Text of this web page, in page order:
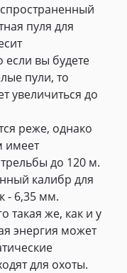
пуля для
если вы будете
пули, то
увеличиться до
реже, однако
имеет
до 120 м.
калибр для
- 6,35 мм.
такая же, как и у
энергия может
для охоты.